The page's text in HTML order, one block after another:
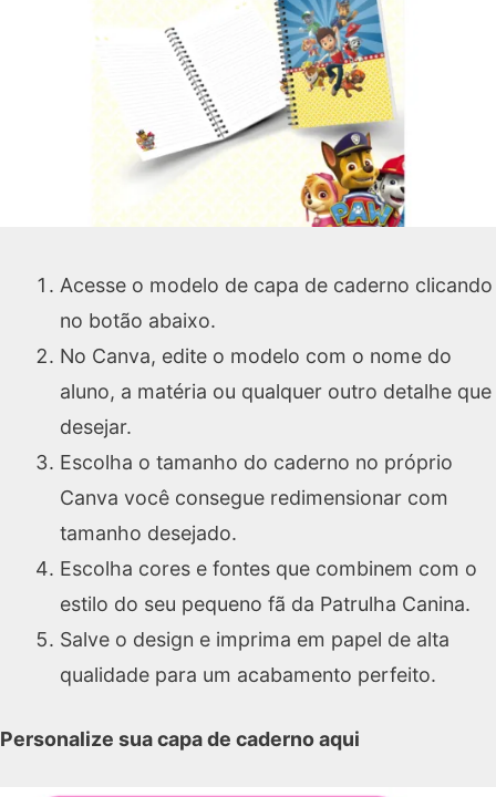
Acesse o modelo de capa de caderno clicando
no botão abaixo.
No Canva, edite o modelo com o nome do
aluno, a matéria ou qualquer outro detalhe que
desejar.
Escolha o tamanho do caderno no próprio
Canva você consegue redimensionar com
tamanho desejado.
Escolha cores e fontes que combinem com o
estilo do seu pequeno fã da Patrulha Canina.
Salve o design e imprima em papel de alta
qualidade para um acabamento perfeito.
Personalize sua capa de caderno aqui